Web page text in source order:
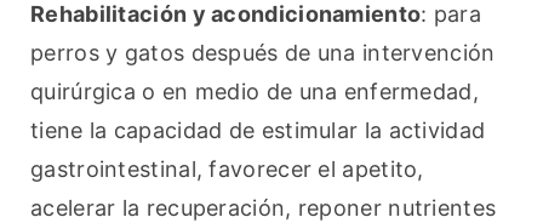
Rehabilitación y acondicionamiento: para
perros y gatos después de una intervención
quirúrgica o en medio de una enfermedad,
tiene la capacidad de estimular la actividad
gastrointestinal, favorecer el apetito,
acelerar la recuperación, reponer nutrientes